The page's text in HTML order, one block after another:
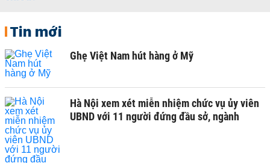
Tin mới
Ghẹ Việt Nam hút hàng ở Mỹ
Hà Nội xem xét miễn nhiệm chức vụ ủy viên
UBND với 11 người đứng đầu sở, ngành